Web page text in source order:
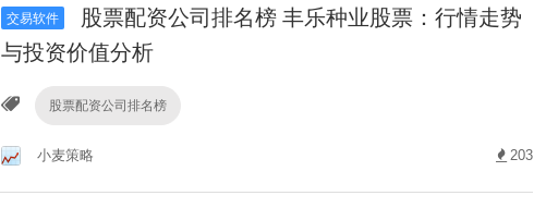
交易软件
股票配资公司排名榜 丰乐种业股票：行情走势
与投资价值分析
股票配资公司排名榜
小麦策略 203